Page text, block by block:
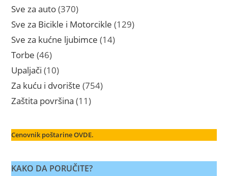
Sve za auto 370370
proizvoda
Sve za Bicikle i Motorcikle 129129
Sve za kućne ljubimce 1414
Torbe 4646
proizvoda
Upaljači 1010
proizvoda
Za kuću i dvorište 754754
Zaštita površina 1111
Cenovnik poštarine OVDE.
KAKO DA PORUČITE?